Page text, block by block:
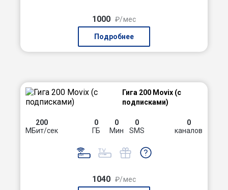
1000 ₽/мес
Подробнее
Гига 200 Movix (с
подписками)
200
МБит/сек
0
ГБ
0
Мин
0
SMS
0
каналов
1040 ₽/мес